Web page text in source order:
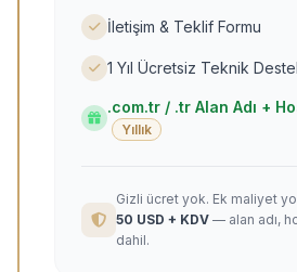
İletişim & Teklif Formu
1 Yıl Ücretsiz Teknik
.com.tr / .tr Alan Adı +
Yıllık
Gizli ücret yok. Ek maliyet
50 USD + KDV — alan adı,
dahil.